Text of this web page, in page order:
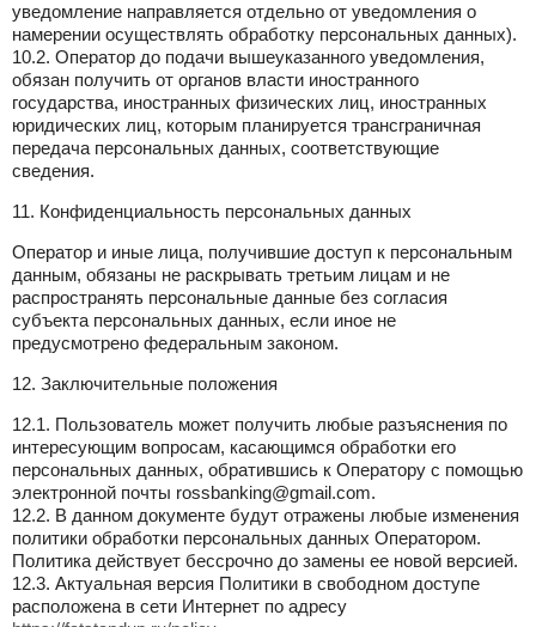
уведомление направляется отдельно от уведомления о
намерении осуществлять обработку персональных данных).
10.2. Оператор до подачи вышеуказанного уведомления,
обязан получить от органов власти иностранного
государства, иностранных физических лиц, иностранных
юридических лиц, которым планируется трансграничная
передача персональных данных, соответствующие
сведения.
11. Конфиденциальность персональных данных
Оператор и иные лица, получившие доступ к персональным
данным, обязаны не раскрывать третьим лицам и не
распространять персональные данные без согласия
субъекта персональных данных, если иное не
предусмотрено федеральным законом.
12. Заключительные положения
12.1. Пользователь может получить любые разъяснения по
интересующим вопросам, касающимся обработки его
персональных данных, обратившись к Оператору с помощью
электронной почты rossbanking@gmail.com.
12.2. В данном документе будут отражены любые изменения
политики обработки персональных данных Оператором.
Политика действует бессрочно до замены ее новой версией.
12.3. Актуальная версия Политики в свободном доступе
расположена в сети Интернет по адресу